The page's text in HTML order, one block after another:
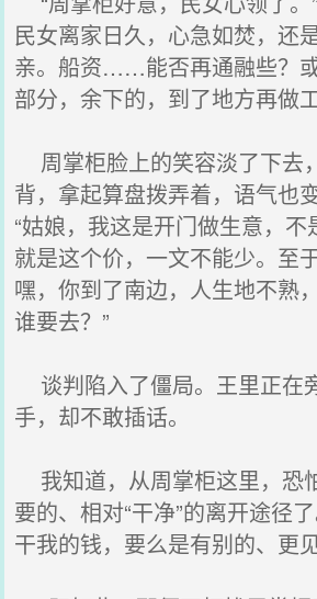
民女离家日久，心急如焚，还
亲。船资……能否再通融些？
部分，余下的，到了地方再做
周掌柜脸上的笑容淡了下去
背，拿起算盘拨弄着，语气也
“姑娘，我这是开门做生意，
就是这个价，一文不能少。
嘿，你到了南边，人生地不熟
谁要去？”
谈判陷入了僵局。王里正在
手，却不敢插话。
我知道，从周掌柜这里，恐
要的、相对“干净”的离开途径
干我的钱，要么是有别的、更